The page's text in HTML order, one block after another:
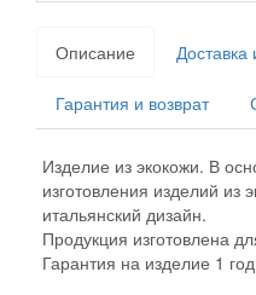
Описание Доставка
Гарантия и возврат
Изделие из экокожи. В
изготовления изделий из
итальянский дизайн.
Продукция изготовлена
Гарантия на изделие 1